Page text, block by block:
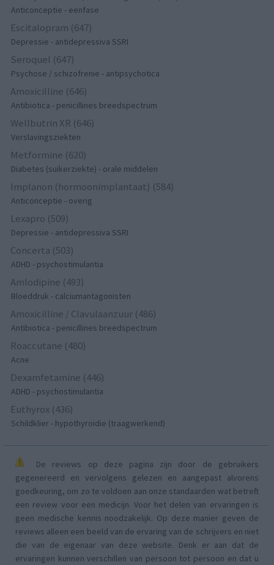
Anticonceptie - eenfase
Escitalopram (647)
Depressie - antidepressiva SSRI
Seroquel (647)
Psychose / schizofrenie - antipsychotica
Amoxicilline (646)
Antibiotica - penicillines breedspectrum
Wellbutrin XR (646)
Verslavingsziekten
Metformine (620)
Diabetes (suikerziekte) - orale middelen
Implanon (hormoonimplantaat) (584)
Anticonceptie - overig
Lexapro (509)
Depressie - antidepressiva SSRI
Concerta (503)
ADHD - psychostimulantia
Amlodipine (493)
Bloeddruk - calciumantagonisten
Amoxicilline / Clavulaanzuur (486)
Antibiotica - penicillines breedspectrum
Roaccutane (480)
Acne
Dexamfetamine (446)
ADHD - psychostimulantia
Euthyrox (436)
Schildklier - hypothyroidie (traagwerkend)
De reviews op deze pagina zijn door de gebruikers
gegenereerd en vervolgens gelezen en aangepast alvorens
goedkeuring, om zo te voldoen aan onze standaarden wat betreft
een review voor een medicijn. Voor het delen van ervaringen is
geen medische kennis noodzakelijk. Op deze manier geven de
reviews alleen een beeld van de ervaring van de schrijvers en niet
die van de eigenaar van deze website. Denk er aan dat de
ervaringen kunnen verschillen van persoon tot persoon en dat u